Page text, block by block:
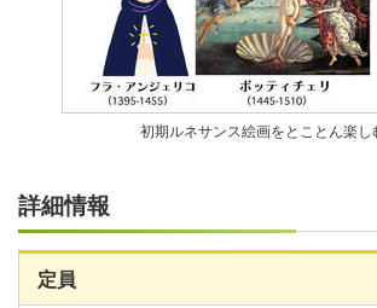
初期ルネサンス絵画をとことん楽し
詳細情報
定員